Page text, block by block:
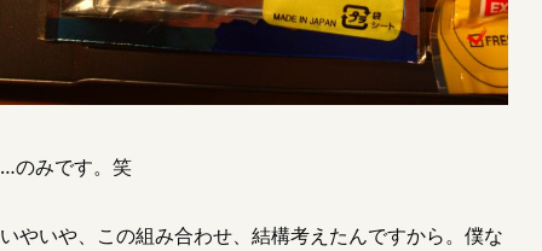
…のみです。笑
いやいや、この組み合わせ、結構考えたんですから。僕な